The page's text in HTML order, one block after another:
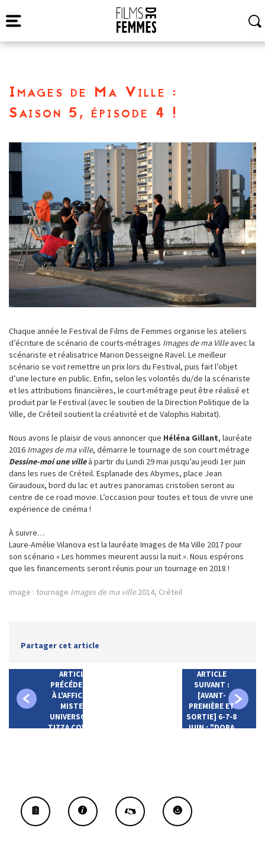
Images de Ma Ville :
Saison 5, épisode 4 !
Chaque année le Festival de Films de Femmes organise les ateliers
d’écriture de scénario de courts-métrages Images de ma Villeavec la
scénariste et réalisatrice Marion Desseigne Ravel. Le meilleur
scénario se voit remettre un prix lors du Festival, puis fait l’objet
d’une lecture en public. Enfin, selon les volontés du/de la scénariste
et les attributions financières, le court-métrage peut être réalisé et
produit par le Festival (avec le soutien de la Direction Politique de la
Ville, de Créteil soutient la créativité et de Valophis Habitat).
Nous avons le plaisir de vous annoncer que Héléna Gillant, lauréate
2016 Images de ma ville, démarre le tournage de son court métrage
Dessine-moi une villeà partir du Lundi 29 mai jusqu’au jeudi 1er juin
dans les rues de Créteil. Esplanade des Abymes, place Jean
Giraudoux, bord du lac et autres panoramas cristolien seront au
centre de ce road movie. L’occasion pour toutes et tous de vivre une
expérience de cinéma !
À suivre…
Laure-Amélie Vilanova est la lauréate Images de Ma Ville 2017 pour
son scénario « Les hommes meurent aussi la nuit ». Nous espérons
que les financements seront réunis pour un tournage en 2018 !
image : tournage Images de ma ville2014, Créteil
Partager cet article
ARTICLE
PRÉCÉDENT :
À L'AFFICHE :
MISTER
UNIVERSO DE
TIZZA COVI ET
ARTICLE
SUIVANT :
[AVANT-
PREMIÈRE ET
SORTIE] 6-7-8
JUIN : "DORA,
WERENFELS